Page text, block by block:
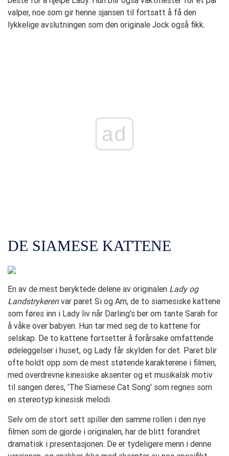
valper, noe som gir henne sjansen til fortsatt å få den
lykkelige avslutningen som den originale Jock også fikk.
ad
DE SIAMESE KATTENE
En av de mest beryktede delene av originalen Lady og
Landstrykerenvar paret Si og Am, de to siamesiske kattene
som føres inn i Lady liv når Darling's ber om tante Sarah for
å våke over babyen. Hun tar med seg de to kattene for
selskap. De to kattene fortsetter å forårsake omfattende
ødeleggelser i huset, og Lady får skylden for det. Paret blir
ofte holdt opp som de mest støtende karakterene i filmen,
med overdrevne kinesiske aksenter og et musikalsk motiv
til sangen deres, 'The Siamese Cat Song' som regnes som
en stereotyp kinesisk melodi.
Selv om de stort sett spiller den samme rollen i den nye
filmen som de gjorde i originalen, har de blitt forandret
dramatisk i presentasjonen. De er tydeligere menn i denne